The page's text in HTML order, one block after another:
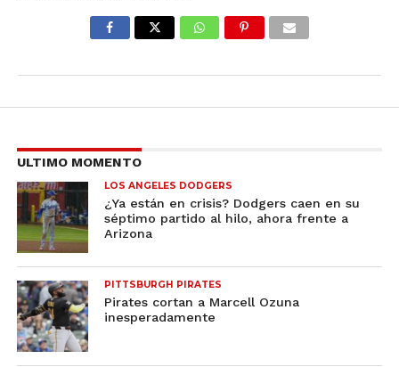
ULTIMO MOMENTO
LOS ANGELES DODGERS
¿Ya están en crisis? Dodgers caen en su
séptimo partido al hilo, ahora frente a
Arizona
PITTSBURGH PIRATES
Pirates cortan a Marcell Ozuna
inesperadamente